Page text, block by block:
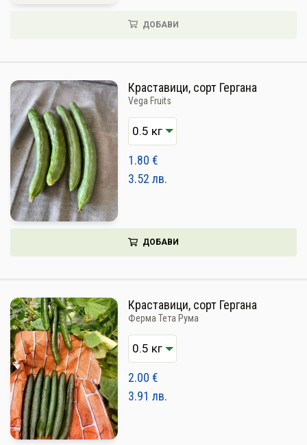
КАФЕ И ЧАЙ
ДЕСЕРТИ И ШОКОЛАД
НАПИТКИ
КОЗМЕТИКА
ЗА ДОМА
ПОДАРЪЦИ
ДОСТАВКА И ПЛАЩАНЕ
КАЧЕСТВО
УСЛОВИЯ ЗА ПОЛЗВАНЕ
ДОБАВИ
Краставици, сорт Гергана
Vega Fruits
1.80 €
3.52 лв.
ДОБАВИ
Краставици, сорт Гергана
Ферма Тета Рума
2.00 €
3.91 лв.